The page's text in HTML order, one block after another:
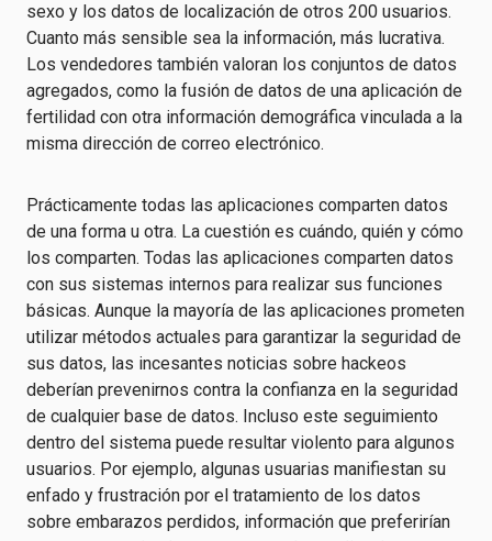
sexo y los datos de localización de otros 200 usuarios.
Cuanto más sensible sea la información, más lucrativa.
Los vendedores también valoran los conjuntos de datos
agregados, como la fusión de datos de una aplicación de
fertilidad con otra información demográfica vinculada a la
misma dirección de correo electrónico.
Prácticamente todas las aplicaciones comparten datos
de una forma u otra. La cuestión es cuándo, quién y cómo
los comparten. Todas las aplicaciones comparten datos
con sus sistemas internos para realizar sus funciones
básicas. Aunque la mayoría de las aplicaciones prometen
utilizar métodos actuales para garantizar la seguridad de
sus datos, las incesantes noticias sobre hackeos
deberían prevenirnos contra la confianza en la seguridad
de cualquier base de datos. Incluso este seguimiento
dentro del sistema puede resultar violento para algunos
usuarios. Por ejemplo, algunas usuarias manifiestan su
enfado y frustración por el tratamiento de los datos
sobre embarazos perdidos, información que preferirían